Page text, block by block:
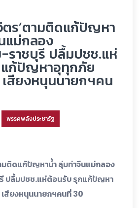
ตร’ตามติดแก้ปัญหา
แม่กลอง
ราชบุรี ปลื้มปชช.แห่
ก้ปัญหาอุทุกภัย
สียงหนุนนายกฯคน
พรรคพลังประชารัฐ
มติดแก้ปัญหาน้ำ ลุ่มท่าจีนแม่กลอง
ปลื้มปชช.แห่ต้อนรับ รุกแก้ปัญหา
สียงหนุนนายกฯคนที่ 30